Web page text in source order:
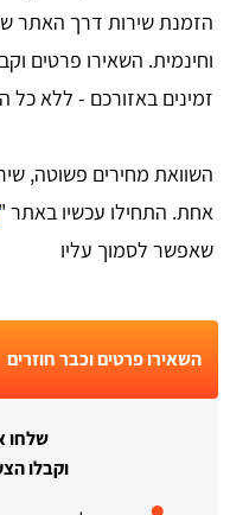
הזמנת שירות דרך האתר
זמינים באזורכם - ללא כל
השוואת מחירים פשוטה,
אחת. התחילו עכשיו באתר "
שאפשר לסמוך עליו
השאירו פרטים וכבר חוזרים
שלחו
וקבלו